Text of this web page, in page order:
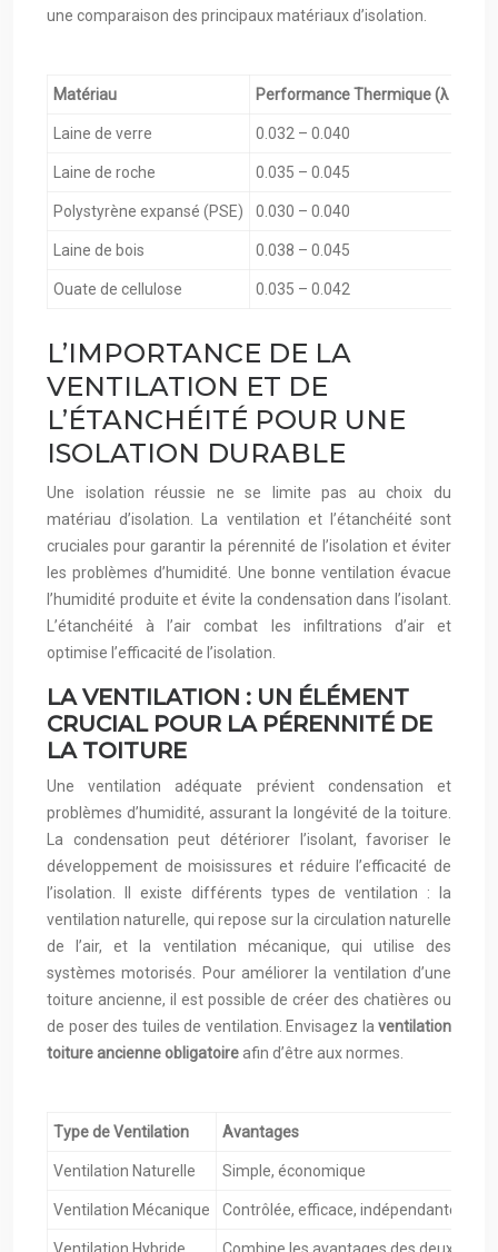
une comparaison des principaux matériaux d’isolation.
Matériau Performance Thermique (λ en W/
Laine de verre 0.032 – 0.040
Laine de roche 0.035 – 0.045
Polystyrène expansé (PSE) 0.030 – 0.040
Laine de bois 0.038 – 0.045
Ouate de cellulose 0.035 – 0.042
L’IMPORTANCE DE LA
VENTILATION ET DE
L’ÉTANCHÉITÉ POUR UNE
ISOLATION DURABLE
Une isolation réussie ne se limite pas au choix du
matériau d’isolation. La ventilation et l’étanchéité sont
cruciales pour garantir la pérennité de l’isolation et éviter
les problèmes d’humidité. Une bonne ventilation évacue
l’humidité produite et évite la condensation dans l’isolant.
L’étanchéité à l’air combat les infiltrations d’air et
optimise l’efficacité de l’isolation.
LA VENTILATION : UN ÉLÉMENT
CRUCIAL POUR LA PÉRENNITÉ DE
LA TOITURE
Une ventilation adéquate prévient condensation et
problèmes d’humidité, assurant la longévité de la toiture.
La condensation peut détériorer l’isolant, favoriser le
développement de moisissures et réduire l’efficacité de
l’isolation. Il existe différents types de ventilation : la
ventilation naturelle, qui repose sur la circulation naturelle
de l’air, et la ventilation mécanique, qui utilise des
systèmes motorisés. Pour améliorer la ventilation d’une
toiture ancienne, il est possible de créer des chatières ou
de poser des tuiles de ventilation. Envisagez la ventilation
toiture ancienne obligatoire afin d’être aux normes.
Type de Ventilation Avantages
Ventilation Naturelle Simple, économique
Ventilation Mécanique Contrôlée, efficace, indépendante des